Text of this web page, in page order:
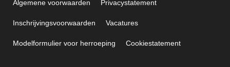
Algemene voorwaarden Privacystatement
Inschrijvingsvoorwaarden Vacatures
Modelformulier voor herroeping Cookiestatement